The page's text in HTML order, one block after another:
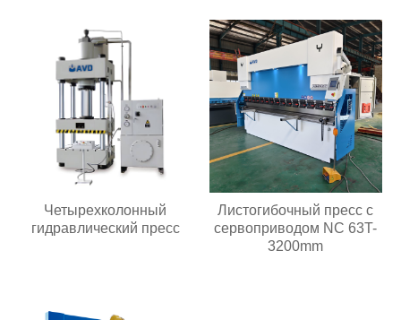
Четырехколонный
гидравлический пресс
Листогибочный пресс с
сервоприводом NC 63T-
3200mm